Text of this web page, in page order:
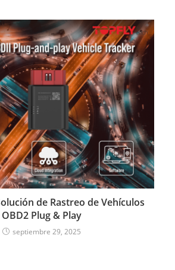
de Rastreo de Vehículos
OBD2 Plug & Play
septiembre 29, 2025